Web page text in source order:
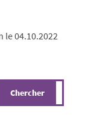
04.10.2022